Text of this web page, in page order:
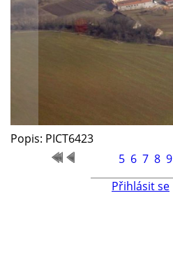
Popis: PICT6423
5 6 7 8 9
Přihlásit se